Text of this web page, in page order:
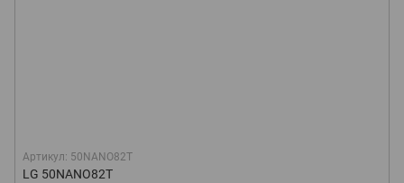
Артикул: 50NANO82T
LG 50NANO82T